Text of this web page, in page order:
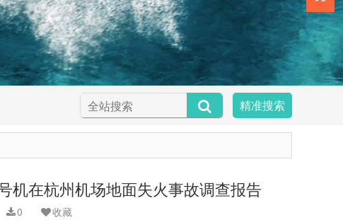
精准搜索
机在杭州机场地面失火事故调查报告
0 收藏